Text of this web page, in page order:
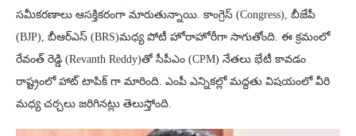
సమీకరణాలు ఆసక్తికరంగా మారుతున్నాయి. కాంగ్రెస్ (Congress), బీజేపీ
(BJP), బీఆర్ఎస్ (BRS)మధ్య పోటీ హోరాహోరీగా సాగుతోంది. ఈ క్రమంలో
రేవంత్ రెడ్డి (Revanth Reddy)తో సీపీఎం (CPM) నేతలు భేటీ కావడం
రాష్ట్రంలో హాట్ టాపిక్ గా మారింది. ఎంపీ ఎన్నికల్లో మద్దతు విషయంలో వీరి
మధ్య చర్చలు జరిగినట్లు తెలుస్తోంది.